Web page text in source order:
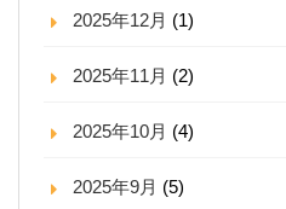
2025年12月 (1)
2025年11月 (2)
2025年10月 (4)
2025年9月 (5)